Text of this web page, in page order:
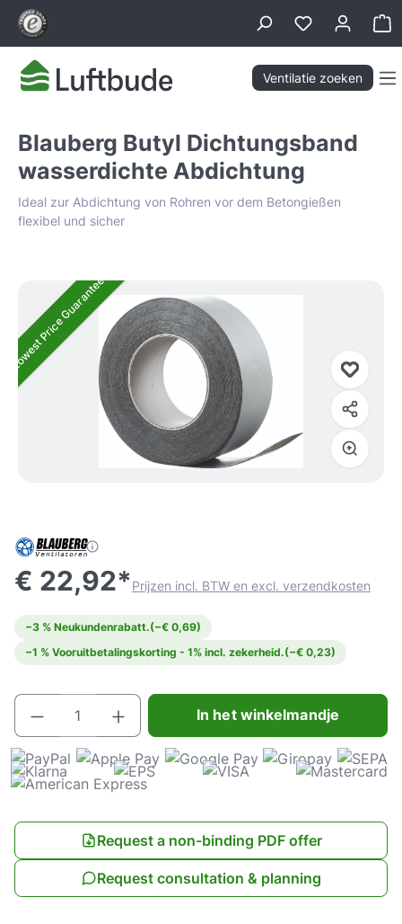
Ventilatie zoeken
Blauberg Butyl Dichtungsband
wasserdichte Abdichtung
Ideal zur Abdichtung von Rohren vor dem Betongießen
flexibel und sicher
Afbeeldingengalerij overslaan
Lowest Price Guarantee
€ 22,92*Prijzen incl. BTW en excl. verzendkosten
−3 % Neukundenrabatt.(−€ 0,69)
−1 % Vooruitbetalingskorting - 1% incl. zekerheid.(−€ 0,23)
Producthoeveelheid: Voer de gewenste
In het winkelmandje
Request a non-binding PDF offer
Request consultation & planning